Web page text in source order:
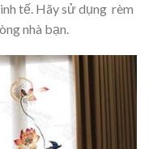
tế. Hãy sử dụng rèm
nhà bạn.